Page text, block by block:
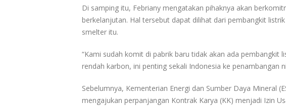
Di samping itu, Febriany mengatakan pihaknya akan
berkelanjutan. Hal tersebut dapat dilihat dari pembangkit
smelter itu.
“Kami sudah komit di pabrik baru tidak akan ada
rendah karbon, ini penting sekali Indonesia ke penambangan
Sebelumnya, Kementerian Energi dan Sumber Daya Mineral
mengajukan perpanjangan Kontrak Karya (KK) menjadi Izin